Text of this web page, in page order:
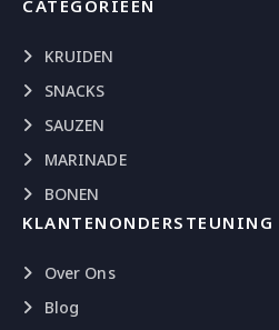
CATEGORIEËN
KRUIDEN
SNACKS
SAUZEN
MARINADE
BONEN
KLANTENONDERSTEUNING
Over Ons
Blog